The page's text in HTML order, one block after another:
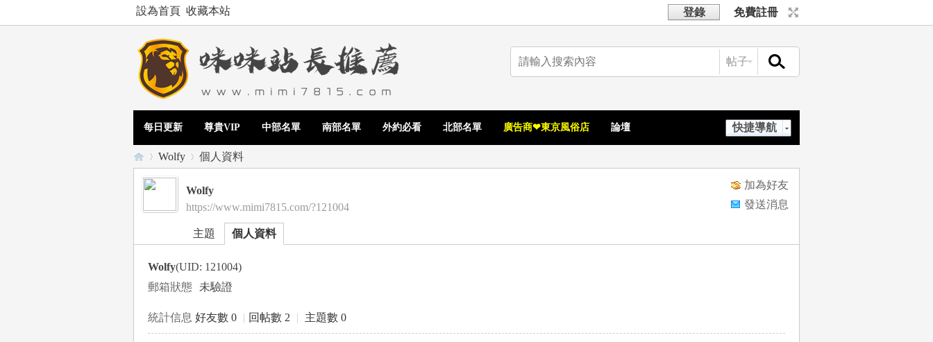
設為首頁 收藏本站 登錄 免費註冊
帖子
快捷導航
每日更新 尊貴VIP 中部名單 南部名單 外約必看 北部名單 廣告商❤東京風俗店 論壇
Te›
Wolfy 個人資料
加為好友
發送消息
Wolfy
https://www.mimi7815.com/?121004
主題 個人資料
Wolfy(UID: 121004)
郵箱狀態
未驗證
統計信息 好友數 0 | 回帖數 2 | 主題數 0